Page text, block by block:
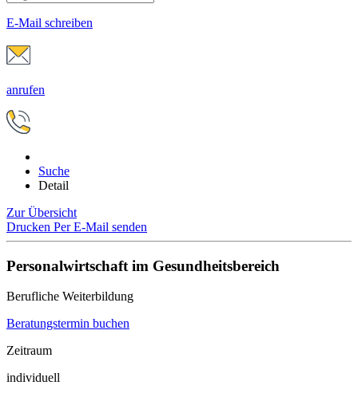
E-Mail schreiben
anrufen
Suche
Detail
Zur Übersicht
Drucken Per E-Mail senden
Personalwirtschaft im Gesundheitsbereich
Berufliche Weiterbildung
Beratungstermin buchen
Zeitraum
individuell